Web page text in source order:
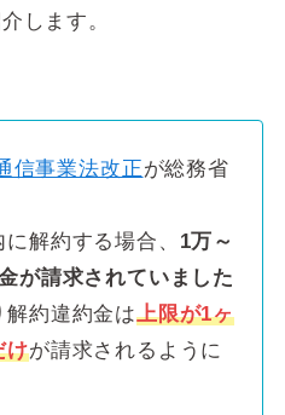
します。
信事業法改正が総務省
解約する場合、 1万～
が請求されていました
解約違約金は上限が1ヶ
けが請求されるように